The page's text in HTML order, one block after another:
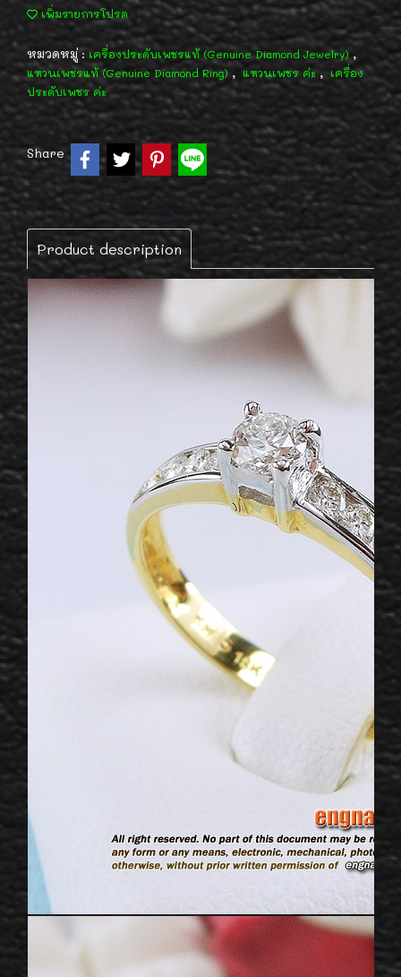
เพิ่มรายการโปรด
หมวดหมู่ : เครื่องประดับเพชรแท้ (Genuine Diamond Jewelry) ,
แหวนเพชรแท้ (Genuine Diamond Ring) , แหวนเพชร ค่ะ , เครื่อง
ประดับเพชร ค่ะ
Share
Product description